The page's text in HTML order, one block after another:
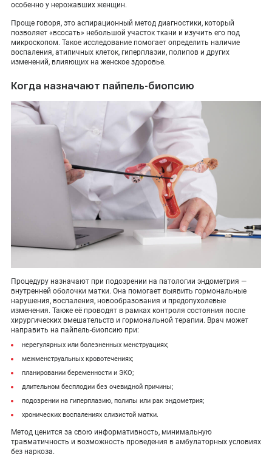
особенно у нерожавших женщин.
Проще говоря, это аспирационный метод диагностики, который
позволяет «всосать» небольшой участок ткани и изучить его под
микроскопом. Такое исследование помогает определить наличие
воспаления, атипичных клеток, гиперплазии, полипов и других
изменений, влияющих на женское здоровье.
Когда назначают пайпель-биопсию
Процедуру назначают при подозрении на патологии эндометрия —
внутренней оболочки матки. Она помогает выявить гормональные
нарушения, воспаления, новообразования и предопухолевые
изменения. Также её проводят в рамках контроля состояния после
хирургических вмешательств и гормональной терапии. Врач может
направить на пайпель-биопсию при:
нерегулярных или болезненных менструациях;
межменструальных кровотечениях;
планировании беременности и ЭКО;
длительном бесплодии без очевидной причины;
подозрении на гиперплазию, полипы или рак эндометрия;
хронических воспалениях слизистой матки.
Метод ценится за свою информативность, минимальную
травматичность и возможность проведения в амбулаторных условиях
без наркоза.